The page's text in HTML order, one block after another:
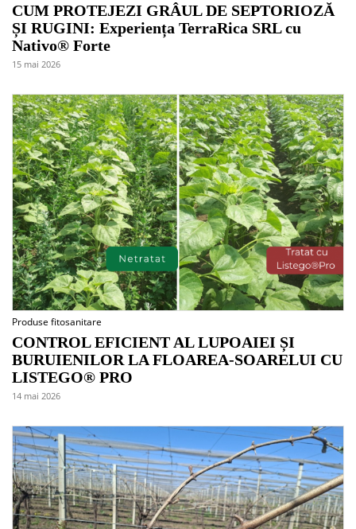
CUM PROTEJEZI GRÂUL DE SEPTORIOZĂ
ȘI RUGINI: Experiența TerraRica SRL cu
Nativo® Forte
15 mai 2026
Produse fitosanitare
CONTROL EFICIENT AL LUPOAIEI ȘI
BURUIENILOR LA FLOAREA-SOARELUI CU
LISTEGO® PRO
14 mai 2026